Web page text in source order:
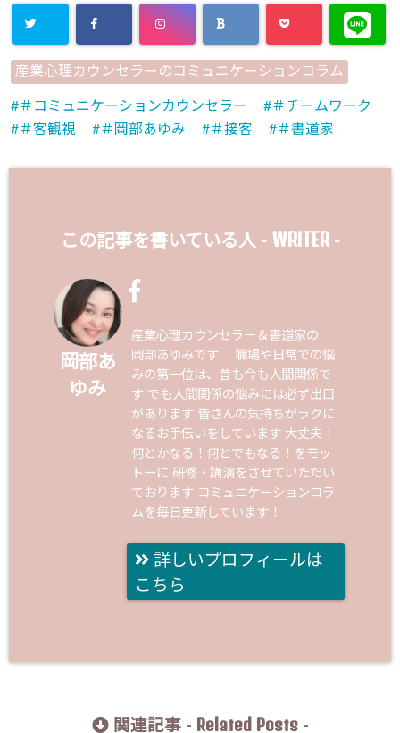
産業心理カウンセラーのコミュニケーションコラム
＃コミュニケーションカウンセラー
＃チームワーク
＃客観視
＃岡部あゆみ ＃接客 ＃書道家
この記事を書いている人 - WRITER-
岡部あ
ゆみ
産業心理カウンセラー＆書道家の
岡部あゆみです 職場や日常での悩
みの第一位は、昔も今も人間関係で
す でも人間関係の悩みには必ず出口
があります 皆さんの気持ちがラクに
なるお手伝いをしています 大丈夫！
何とかなる！何とでもなる！をモッ
トーに 研修・講演をさせていただい
ております コミュニケーションコラ
ムを毎日更新しています！
詳しいプロフィールは
こちら
関連記事 - Related Posts-